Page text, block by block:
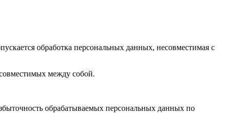
обработка персональных данных, несовместимая с
между собой.
обрабатываемых персональных данных по